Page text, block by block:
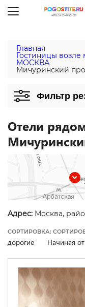
Главная
Гостиницы возле
МОСКВА
Мичуринский
Фильтр
Отели
Адрес: Москва,
СОРТИРОВКА:
дорогие
Начиная